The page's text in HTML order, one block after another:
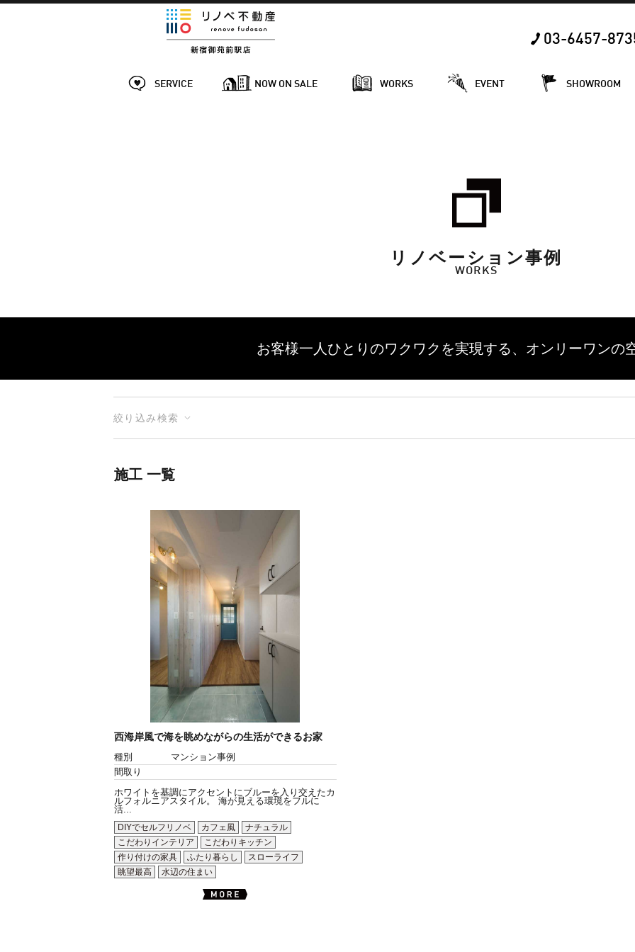
03-6457-
SERVICE NOW ON SALE WORKS EVENT SHOWROOM
リノベーション事例
WORKS
お客様一人ひとりのワクワクを実現する、 オンリーワンの
絞り込み検索
施工 一覧
西海岸風で海を眺めながらの生活ができるお家
種別
マンション事例
間取り
ホワイトを基調にアクセントにブルーを入り交えたカ
ルフォルニアスタイル。 海が見える環境をフルに
活...
DIYでセルフリノベ
カフェ風
ナチュラル
こだわりインテリア
こだわりキッチン
作り付けの家具
ふたり暮らし
スローライフ
眺望最高
水辺の住まい